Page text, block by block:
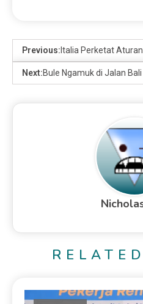
Previous: Italia Perketat
Next:Bule Ngamuk di Jalan